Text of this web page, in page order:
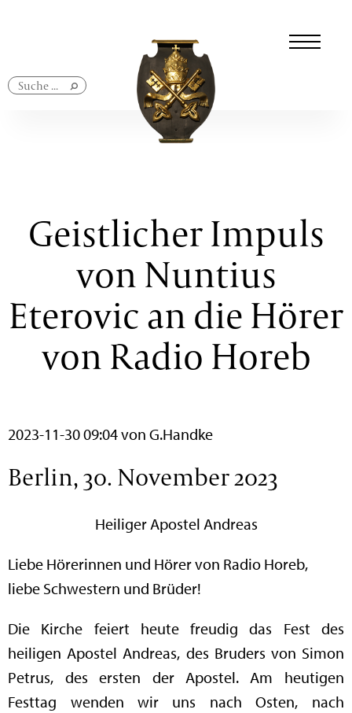
Geistlicher Impuls
von Nuntius
Eterovic an die Hörer
von Radio Horeb
2023-11-30 09:04von G.Handke
Berlin, 30. November 2023
Heiliger Apostel Andreas
Liebe Hörerinnen und Hörer von Radio Horeb,
liebe Schwestern und Brüder!
Die Kirche feiert heute freudig das Fest des
heiligen Apostel Andreas, des Bruders von Simon
Petrus, des ersten der Apostel. Am heutigen
Festtag wenden wir uns nach Osten, nach